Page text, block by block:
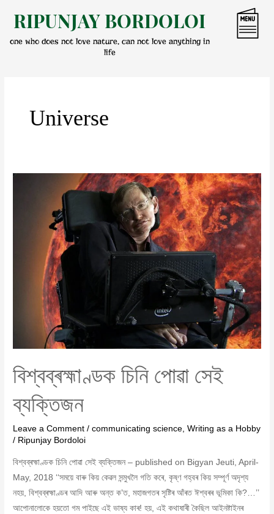
content
RIPUNJAY BORDOLOI
one who does not love nature, can not love anything in
life
Universe
বিশ্বব্ৰহ্মাণ্ডক চিনি পোৱা সেই
ব্যক্তিজন
Leave a Comment /communicating science,Writing as a Hobby
/ Ripunjay Bordoloi
বিশ্বব্ৰহ্মাণ্ডক চিনি পোৱা সেই ব্যক্তিজন – published on Bigyan Jeuti, April-
May, 2018 ‘‘সময়ে বাৰু কিয় কেৱল সন্মুখলৈ গতি কৰে, কৃষ্ণ গহ্বৰ কিয় সম্পূৰ্ণ অদৃশ্য
নহয়, বিশ্বব্ৰহ্মাণ্ডৰ আদি আৰু অন্ত ক’ত, মহাজগতৰ সৃষ্টিৰ আঁৰত ঈশ্বৰৰ ভূমিকা কি?…’’
আপোনালোকে হয়তো গম পাইছে এই ভাষ্য কাৰ! হয়, এই কথাষাৰী কৈছিল আইনষ্টাইনৰ